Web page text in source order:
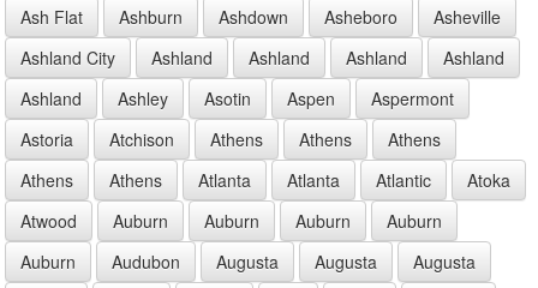
Ash Flat
Ashburn Ashdown Asheboro
Asheville
Ashland City
Ashland Ashland Ashland
Ashland
Ashland
Ashley Asotin Aspen
Aspermont
Astoria
Atchison Athens Athens
Athens
Athens
Athens Atlanta Atlanta Atlantic
Atoka
Atwood
Auburn Auburn Auburn
Auburn
Auburn
Audubon Augusta Augusta
Augusta